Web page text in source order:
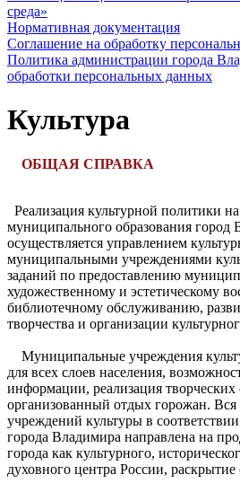
среда»
Нормативная документация
Соглашение на обработку
Политика администрации города
обработки персональных данных
Культура
ОБЩАЯ СПРАВКА
Реализация культурной политики
муниципального образования город
осуществляется управлением
муниципальными учреждениями
заданий по предоставлению
художественному и эстетическому
библиотечному обслуживанию,
творчества и организации
Муниципальные учреждения
для всех слоев населения,
информации, реализация творческих
организованный отдых горожан. Вся
учреждений культуры в
города Владимира направлена на
города как культурного,
духовного центра России,